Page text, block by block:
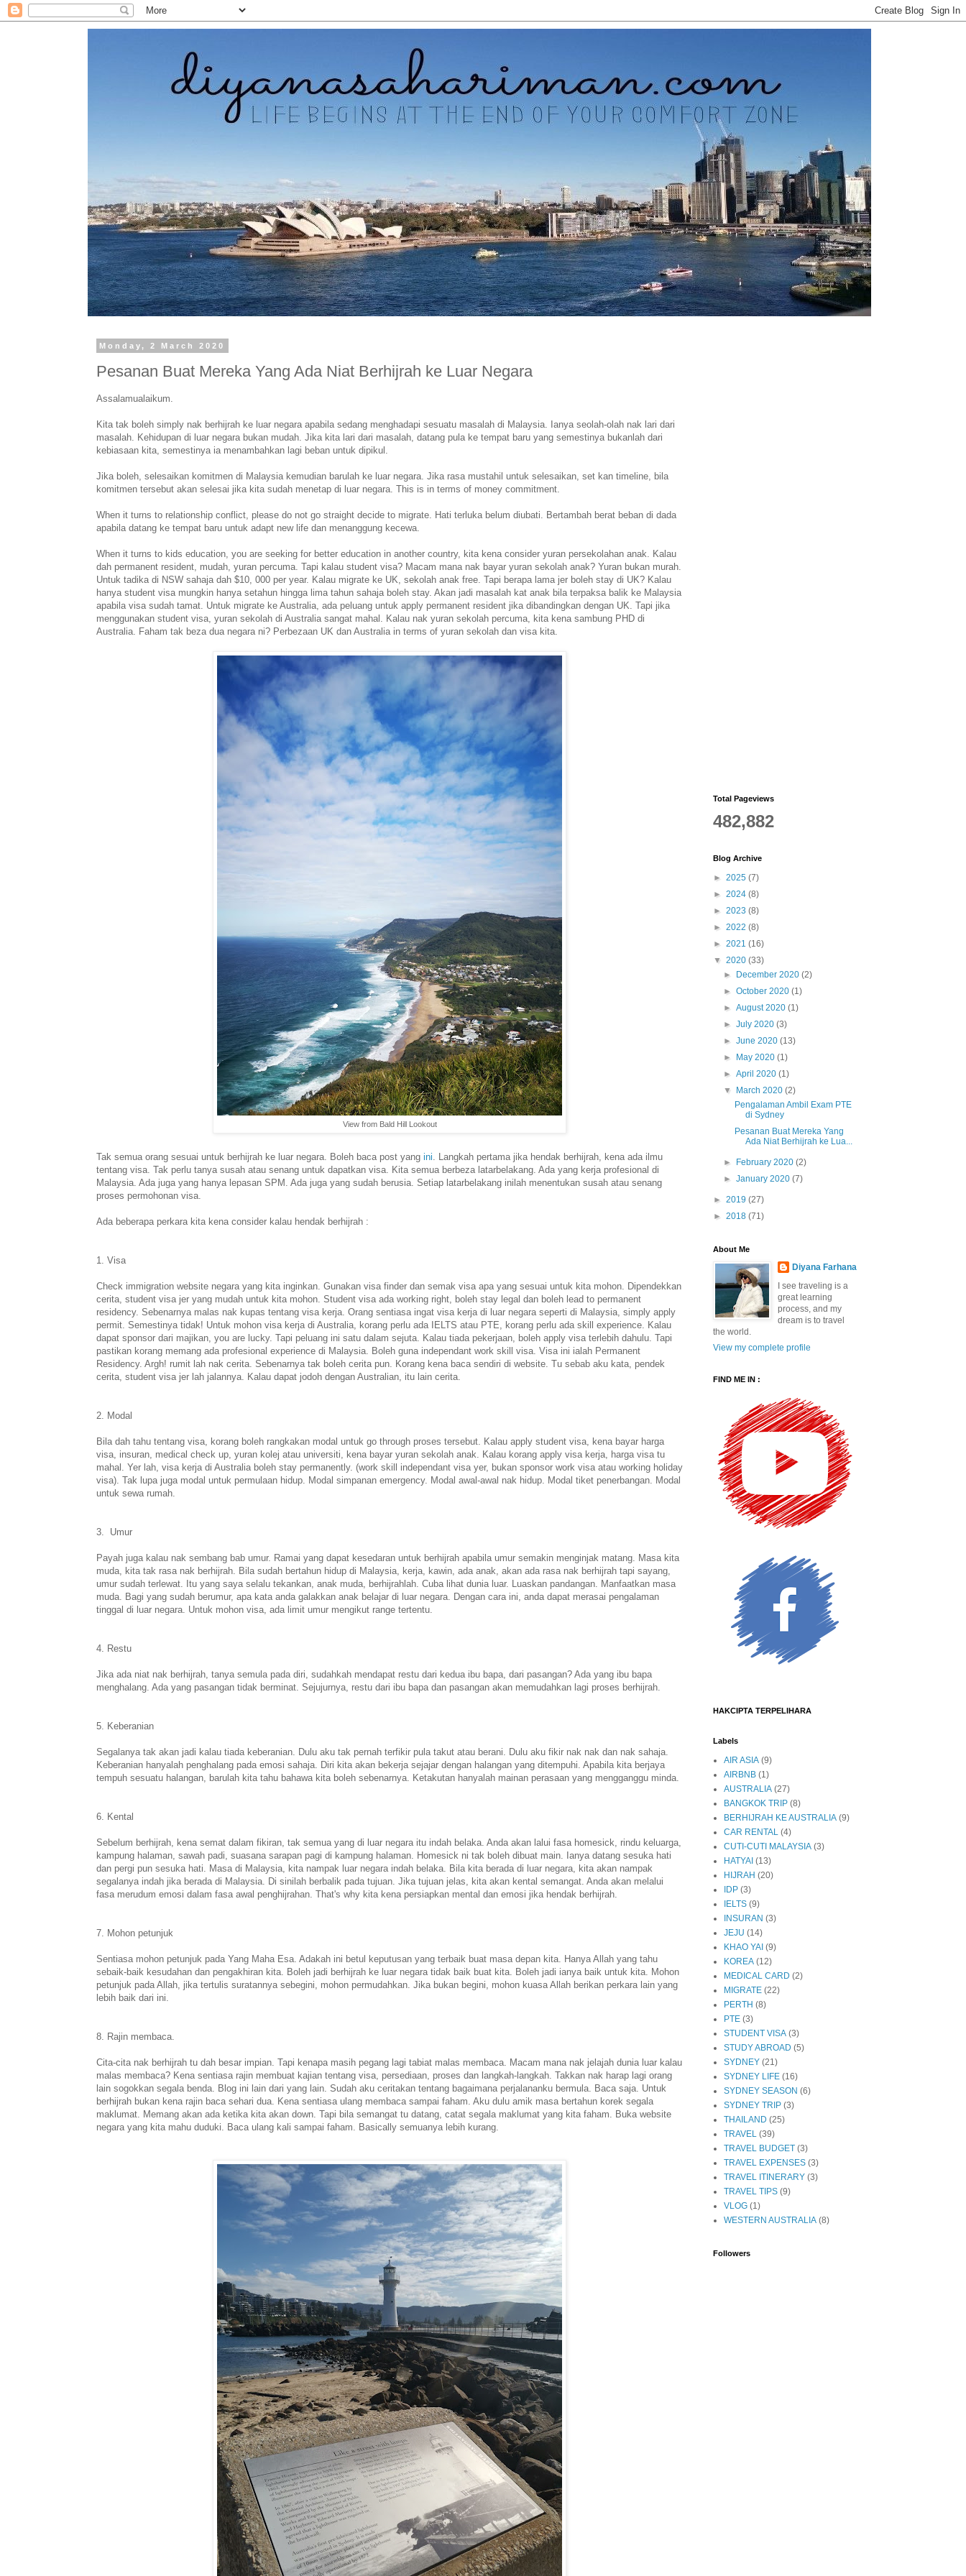
Monday, 2 March 2020
Pesanan Buat Mereka Yang Ada Niat Berhijrah ke Luar Negara
Assalamualaikum.
Kita tak boleh simply nak berhijrah ke luar negara apabila sedang menghadapi sesuatu masalah di Malaysia. Ianya seolah-olah nak lari dari
masalah. Kehidupan di luar negara bukan mudah. Jika kita lari dari masalah, datang pula ke tempat baru yang semestinya bukanlah dari
kebiasaan kita, semestinya ia menambahkan lagi beban untuk dipikul.
Jika boleh, selesaikan komitmen di Malaysia kemudian barulah ke luar negara. Jika rasa mustahil untuk selesaikan, set kan timeline, bila
komitmen tersebut akan selesai jika kita sudah menetap di luar negara. This is in terms of money commitment.
When it turns to relationship conflict, please do not go straight decide to migrate. Hati terluka belum diubati. Bertambah berat beban di dada
apabila datang ke tempat baru untuk adapt new life dan menanggung kecewa.
When it turns to kids education, you are seeking for better education in another country, kita kena consider yuran persekolahan anak. Kalau
dah permanent resident, mudah, yuran percuma. Tapi kalau student visa? Macam mana nak bayar yuran sekolah anak? Yuran bukan murah.
Untuk tadika di NSW sahaja dah $10, 000 per year. Kalau migrate ke UK, sekolah anak free. Tapi berapa lama jer boleh stay di UK? Kalau
hanya student visa mungkin hanya setahun hingga lima tahun sahaja boleh stay. Akan jadi masalah kat anak bila terpaksa balik ke Malaysia
apabila visa sudah tamat. Untuk migrate ke Australia, ada peluang untuk apply permanent resident jika dibandingkan dengan UK. Tapi jika
menggunakan student visa, yuran sekolah di Australia sangat mahal. Kalau nak yuran sekolah percuma, kita kena sambung PHD di
Australia. Faham tak beza dua negara ni? Perbezaan UK dan Australia in terms of yuran sekolah dan visa kita.
View from Bald Hill Lookout
Tak semua orang sesuai untuk berhijrah ke luar negara. Boleh baca post yang ini. Langkah pertama jika hendak berhijrah, kena ada ilmu
tentang visa. Tak perlu tanya susah atau senang untuk dapatkan visa. Kita semua berbeza latarbelakang. Ada yang kerja profesional di
Malaysia. Ada juga yang hanya lepasan SPM. Ada juga yang sudah berusia. Setiap latarbelakang inilah menentukan susah atau senang
proses permohonan visa.
Ada beberapa perkara kita kena consider kalau hendak berhijrah :
1. Visa
Check immigration website negara yang kita inginkan. Gunakan visa finder dan semak visa apa yang sesuai untuk kita mohon. Dipendekkan
cerita, student visa jer yang mudah untuk kita mohon. Student visa ada working right, boleh stay legal dan boleh lead to permanent
residency. Sebenarnya malas nak kupas tentang visa kerja. Orang sentiasa ingat visa kerja di luar negara seperti di Malaysia, simply apply
permit. Semestinya tidak! Untuk mohon visa kerja di Australia, korang perlu ada IELTS atau PTE, korang perlu ada skill experience. Kalau
dapat sponsor dari majikan, you are lucky. Tapi peluang ini satu dalam sejuta. Kalau tiada pekerjaan, boleh apply visa terlebih dahulu. Tapi
pastikan korang memang ada profesional experience di Malaysia. Boleh guna independant work skill visa. Visa ini ialah Permanent
Residency. Argh! rumit lah nak cerita. Sebenarnya tak boleh cerita pun. Korang kena baca sendiri di website. Tu sebab aku kata, pendek
cerita, student visa jer lah jalannya. Kalau dapat jodoh dengan Australian, itu lain cerita.
2. Modal
Bila dah tahu tentang visa, korang boleh rangkakan modal untuk go through proses tersebut. Kalau apply student visa, kena bayar harga
visa, insuran, medical check up, yuran kolej atau universiti, kena bayar yuran sekolah anak. Kalau korang apply visa kerja, harga visa tu
mahal. Yer lah, visa kerja di Australia boleh stay permanently. (work skill independant visa yer, bukan sponsor work visa atau working holiday
visa). Tak lupa juga modal untuk permulaan hidup. Modal simpanan emergency. Modal awal-awal nak hidup. Modal tiket penerbangan. Modal
untuk sewa rumah.
3. Umur
Payah juga kalau nak sembang bab umur. Ramai yang dapat kesedaran untuk berhijrah apabila umur semakin menginjak matang. Masa kita
muda, kita tak rasa nak berhijrah. Bila sudah bertahun hidup di Malaysia, kerja, kawin, ada anak, akan ada rasa nak berhijrah tapi sayang,
umur sudah terlewat. Itu yang saya selalu tekankan, anak muda, berhijrahlah. Cuba lihat dunia luar. Luaskan pandangan. Manfaatkan masa
muda. Bagi yang sudah berumur, apa kata anda galakkan anak belajar di luar negara. Dengan cara ini, anda dapat merasai pengalaman
tinggal di luar negara. Untuk mohon visa, ada limit umur mengikut range tertentu.
4. Restu
Jika ada niat nak berhijrah, tanya semula pada diri, sudahkah mendapat restu dari kedua ibu bapa, dari pasangan? Ada yang ibu bapa
menghalang. Ada yang pasangan tidak berminat. Sejujurnya, restu dari ibu bapa dan pasangan akan memudahkan lagi proses berhijrah.
5. Keberanian
Segalanya tak akan jadi kalau tiada keberanian. Dulu aku tak pernah terfikir pula takut atau berani. Dulu aku fikir nak nak dan nak sahaja.
Keberanian hanyalah penghalang pada emosi sahaja. Diri kita akan bekerja sejajar dengan halangan yang ditempuhi. Apabila kita berjaya
tempuh sesuatu halangan, barulah kita tahu bahawa kita boleh sebenarnya. Ketakutan hanyalah mainan perasaan yang mengganggu minda.
6. Kental
Sebelum berhijrah, kena semat dalam fikiran, tak semua yang di luar negara itu indah belaka. Anda akan lalui fasa homesick, rindu keluarga,
kampung halaman, sawah padi, suasana sarapan pagi di kampung halaman. Homesick ni tak boleh dibuat main. Ianya datang sesuka hati
dan pergi pun sesuka hati. Masa di Malaysia, kita nampak luar negara indah belaka. Bila kita berada di luar negara, kita akan nampak
segalanya indah jika berada di Malaysia. Di sinilah berbalik pada tujuan. Jika tujuan jelas, kita akan kental semangat. Anda akan melalui
fasa merudum emosi dalam fasa awal penghijrahan. That's why kita kena persiapkan mental dan emosi jika hendak berhijrah.
7. Mohon petunjuk
Sentiasa mohon petunjuk pada Yang Maha Esa. Adakah ini betul keputusan yang terbaik buat masa depan kita. Hanya Allah yang tahu
sebaik-baik kesudahan dan pengakhiran kita. Boleh jadi berhijrah ke luar negara tidak baik buat kita. Boleh jadi ianya baik untuk kita. Mohon
petunjuk pada Allah, jika tertulis suratannya sebegini, mohon permudahkan. Jika bukan begini, mohon kuasa Allah berikan perkara lain yang
lebih baik dari ini.
8. Rajin membaca.
Cita-cita nak berhijrah tu dah besar impian. Tapi kenapa masih pegang lagi tabiat malas membaca. Macam mana nak jelajah dunia luar kalau
malas membaca? Kena sentiasa rajin membuat kajian tentang visa, persediaan, proses dan langkah-langkah. Takkan nak harap lagi orang
lain sogokkan segala benda. Blog ini lain dari yang lain. Sudah aku ceritakan tentang bagaimana perjalananku bermula. Baca saja. Untuk
berhijrah bukan kena rajin baca sehari dua. Kena sentiasa ulang membaca sampai faham. Aku dulu amik masa bertahun korek segala
maklumat. Memang akan ada ketika kita akan down. Tapi bila semangat tu datang, catat segala maklumat yang kita faham. Buka website
negara yang kita mahu duduki. Baca ulang kali sampai faham. Basically semuanya lebih kurang.
Total Pageviews
482,882
Blog Archive
► 2025 (7)
► 2024 (8)
► 2023 (8)
► 2022 (8)
► 2021 (16)
▼ 2020 (33)
►
December 2020(2)
►October 2020(1)
►August 2020(1)
►July 2020(3)
►June 2020(13)
►
May 2020(1)
►April 2020(1)
▼
March 2020(2)
Pengalaman Ambil Exam PTE
di Sydney
Pesanan Buat Mereka Yang
Ada Niat Berhijrah ke Lua...
► February 2020(2)
►January 2020(7)
► 2019 (27)
► 2018 (71)
About Me
Diyana Farhana
I see traveling is a
great learning
process, and my
dream is to travel
the world.
View my complete profile
FIND ME IN :
HAKCIPTA TERPELIHARA
Labels
AIR ASIA (9)
AIRBNB (1)
AUSTRALIA (27)
BANGKOK TRIP (8)
BERHIJRAH KE AUSTRALIA (9)
CAR RENTAL (4)
CUTI-CUTI MALAYSIA (3)
HATYAI (13)
HIJRAH (20)
IDP (3)
IELTS (9)
INSURAN (3)
JEJU (14)
KHAO YAI (9)
KOREA (12)
MEDICAL CARD (2)
MIGRATE (22)
PERTH (8)
PTE (3)
STUDENT VISA (3)
STUDY ABROAD (5)
SYDNEY (21)
SYDNEY LIFE (16)
SYDNEY SEASON (6)
SYDNEY TRIP (3)
THAILAND (25)
TRAVEL (39)
TRAVEL BUDGET (3)
TRAVEL EXPENSES (3)
TRAVEL ITINERARY (3)
TRAVEL TIPS (9)
VLOG (1)
WESTERN AUSTRALIA (8)
Followers